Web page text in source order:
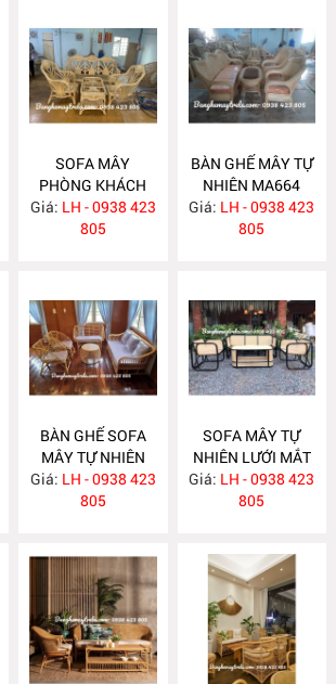
SOFA MÂY
PHÒNG KHÁCH
MA665
Giá: LH - 0938 423
805
BÀN GHẾ MÂY TỰ
NHIÊN MA664
Giá: LH - 0938 423
805
BÀN GHẾ SOFA
MÂY TỰ NHIÊN
MA657
Giá: LH - 0938 423
805
SOFA MÂY TỰ
NHIÊN LƯỚI MẮT
CÁO MA656
Giá: LH - 0938 423
805